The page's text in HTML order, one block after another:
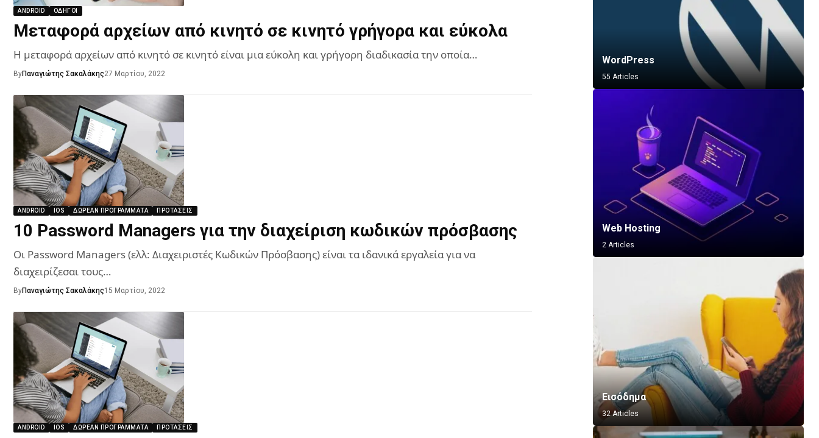
ANDROID ΟΔΗΓΟΊ
Μεταφορά αρχείων από κινητό σε κινητό γρήγορα και εύκολα
Η μεταφορά αρχείων από κινητό σε κινητό είναι μια εύκολη και γρήγορη διαδικασία την οποία…
ByΠαναγιώτης Σακαλάκης27 Μαρτίου, 2022
ANDROID IOS ΔΩΡΕΆΝ ΠΡΟΓΡΆΜΜΑΤΑ ΠΡΟΤΆΣΕΙΣ
10 Password Managers για την διαχείριση κωδικών πρόσβασης
Οι Password Managers (ελλ: Διαχειριστές Κωδικών Πρόσβασης) είναι τα ιδανικά εργαλεία για να
διαχειρίζεσαι τους…
ByΠαναγιώτης Σακαλάκης15 Μαρτίου, 2022
ANDROID IOS ΔΩΡΕΆΝ ΠΡΟΓΡΆΜΜΑΤΑ ΠΡΟΤΆΣΕΙΣ
WordPress
55 Articles
Web Hosting
2 Articles
Εισόδημα
32 Articles